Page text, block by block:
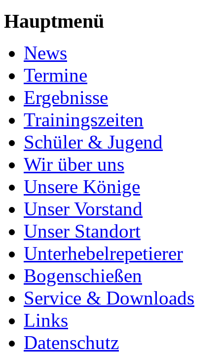
Hauptmenü
News
Termine
Ergebnisse
Trainingszeiten
Schüler & Jugend
Wir über uns
Unsere Könige
Unser Vorstand
Unser Standort
Unterhebelrepetierer
Bogenschießen
Service & Downloads
Links
Datenschutz